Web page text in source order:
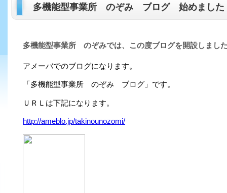
多機能型事業所 のぞみ ブログ 始めました
多機能型事業所 のぞみでは、この度ブログを開設しまし
アメーバでのブログになります。
「多機能型事業所 のぞみ ブログ」です。
ＵＲＬは下記になります。
http://ameblo.jp/takinounozomi/